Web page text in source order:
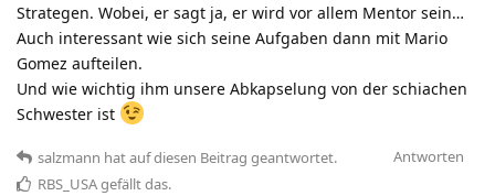
Strategen. Wobei, er sagt ja, er wird vor allem Mentor sein…
Auch interessant wie sich seine Aufgaben dann mit Mario
Gomez aufteilen.
Und wie wichtig ihm unsere Abkapselung von der schiachen
Schwester ist
Antworten
salzmann hatauf diesen Beitrag geantwortet.
RBS_USAgefällt das.